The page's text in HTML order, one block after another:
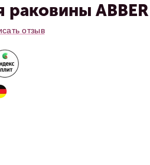
отзыв